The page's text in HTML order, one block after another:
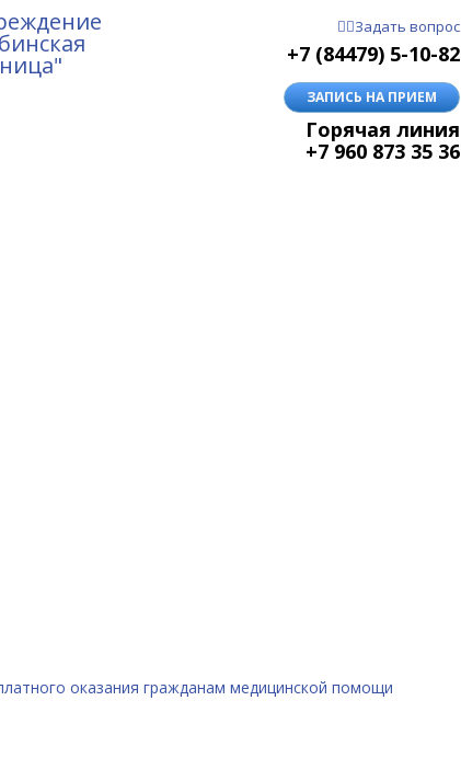
Задать вопрос
+7 (84479) 5-10-82
ЗАПИСЬ НА ПРИЕМ
Горячая линия
+7 960 873 35 36
оказания гражданам медицинской помощи